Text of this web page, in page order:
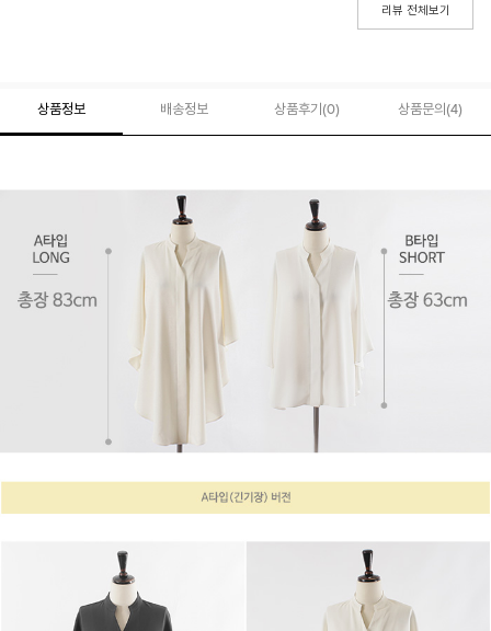
리뷰 전체보기
상품정보 배송정보 상품후기(0) 상품문의 (4)